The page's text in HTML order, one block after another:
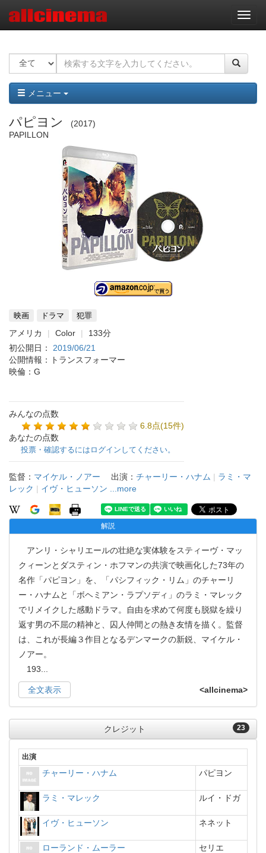
ナ
ビ
ー
ョ
ン
メニュー
パピヨン
2017
PAPILLON
映画 ドラマ 犯罪
アメリカ Color
133分
初公開日： 2019/06/21
公開情報：トランスフォーマー
映倫：G
みんなの点数
6.8点(15件)
あなたの点数
投票・確認するにはログインしてください。
監督： マイケル・ノアー 出演： チャーリー・ハナム | ラミ・マ
レック | イヴ・ヒューソン ...more
解説
アンリ・シャリエールの壮絶な実体験をスティーヴ・マッ
クィーンとダスティン・ホフマンの共演で映画化した73年の
名作「パピヨン」を、「パシフィック・リム」のチャーリ
ー・ハナムと「ボヘミアン・ラプソディ」のラミ・マレック
でリメイクした感動ドラマ。自由を求めて何度も脱獄を繰り
返す男の不屈の精神と、囚人仲間との熱き友情を描く。監督
は、これが長編３作目となるデンマークの新鋭、マイケル・
ノアー。
193
全文表示 <allcinema>
23
クレジット
出演
チャーリー・ハナム パピヨン
ラミ・マレック ルイ・ドガ
イヴ・ヒューソン ネネット
ローランド・ムーラー セリエ